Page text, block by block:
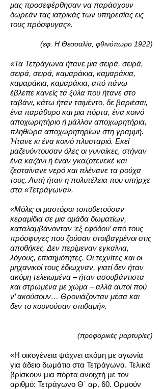
μας προσεφέρθησαν να παράσχουν
δωρεάν τας ιατρικάς των υπηρεσίας εις
τους πρόσφυγας».
(εφ. Η Θεσσαλία, φθινόπωρο 1922)
«Τα Τετράγωνα ήτανε μια σειρά, σειρά,
σειρά, σειρά, καμαράκια, καμαράκια,
καμαράκια, καμαράκια, από πάνω
έβλεπε κανείς τα ξύλα που ήτανε στο
ταβάνι, κάτω ήταν τσιμέντο, δε βαριέσαι,
ένα παράθυρο και μια πόρτα, ένα κοινό
αποχωρητήριο ή μάλλον αποχωρητήρια,
πληθώρα αποχωρητηρίων στη γραμμή.
Ήτανε κι ένα κοινό πλυσταριό. Εκεί
μαζευόντουσαν όλες οι γυναίκες, στήναν
ένα καζάνι ή έναν γκαζοτενεκέ και
ζεσταίνανε νερό και πλένανε τα ρούχα
τους. Αυτή ήταν η πολυτέλεια που υπήρχε
στα «Τετράγωνα».
«Μόλις οι μαστόροι τοποθετούσαν
κεραμίδια σε μια ομάδα δωματίων,
καταλαμβάνονταν ‘εξ εφόδου’ από τους
πρόσφυγες που ζούσαν στοιβαγμένοι στις
αποθήκες. Δεν περίμεναν εγκαίνια,
λόγους, επισημότητες. Οι τεχνίτες και οι
μηχανικοί τους έδιωχναν, γιατί δεν ήταν
ακόμη τελειωμένα – ήταν ασουβάντιστα
και στρωμένα με χώμα – αλλά αυτοί πού
ν’ ακούσουν… Θρονιάζονταν μέσα και
δεν το κουνούσαν σπιθαμή».
(προφορικές μαρτυρίες)
«Η οικογένεια ψάχνει ακόμη με αγωνία
για άδειο δωμάτιο στα Τετράγωνα. Τελικά
βρίσκουν μια πόρτα ανοιχτή με τον
αριθμό: Τετράγωνο Θ΄ αρ. 60. Ορμούν